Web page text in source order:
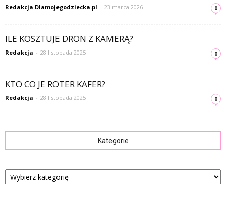
Redakcja Dlamojegodziecka.pl - 23 marca 2026 0
ILE KOSZTUJE DRON Z KAMERĄ?
Redakcja - 28 listopada 2025 0
KTO CO JE ROTER KAFER?
Redakcja - 28 listopada 2025 0
Kategorie
Kategorie